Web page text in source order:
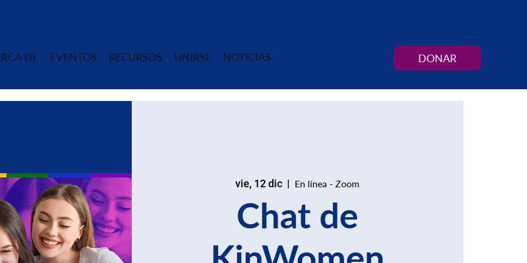
DE EVENTOS RECURSOS UNIRSE NOTICIAS DONAR
vie, 12 dic
  |
En línea - Zoom
Chat de